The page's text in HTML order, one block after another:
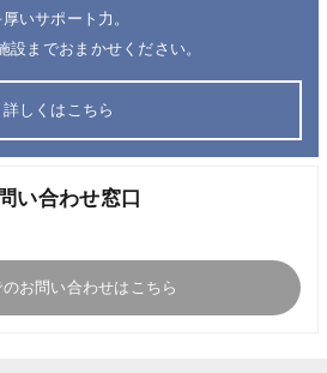
いサポート力。
設までおまかせください。
詳しくはこちら
い合わせ窓口
お問い合わせはこちら